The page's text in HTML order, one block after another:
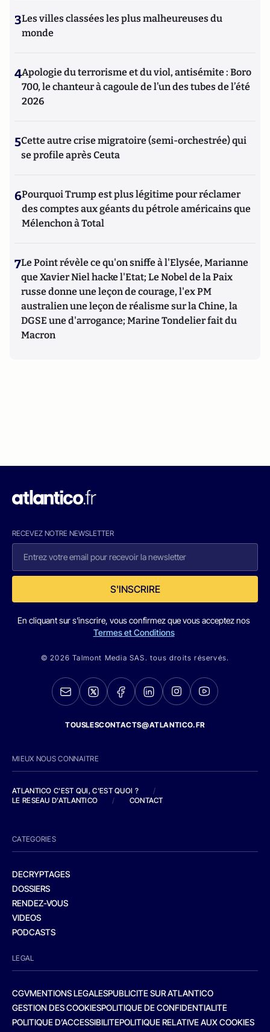
3Les villes classées les plus malheureuses du
monde
4Apologie du terrorisme et du viol, antisémite : Boro
700, le chanteur à cagoule de l’un des tubes de l’été
2026
5Cette autre crise migratoire (semi-orchestrée) qui
se profile après Ceuta
6Pourquoi Trump est plus légitime pour réclamer
des comptes aux géants du pétrole américains que
Mélenchon à Total
7Le Point révèle ce qu'on sniffe à l'Elysée, Marianne
que Xavier Niel hacke l'Etat; Le Nobel de la Paix
russe donne une leçon de courage, l'ex PM
australien une leçon de réalisme sur la Chine, la
DGSE une d'arrogance; Marine Tondelier fait du
Macron
RECEVEZ NOTRE NEWSLETTER
S'INSCRIRE
En cliquant sur s'inscrire, vous confirmez que vous acceptez nos
Termes et Conditions
© 2026 Talmont Media SAS. tous droits réservés.
TOUSLESCONTACTS@ATLANTICO.FR
MIEUX NOUS CONNAITRE
ATLANTICO C'EST QUI, C'EST QUOI ?
/
LE RESEAU D'ATLANTICO
/ CONTACT
CATEGORIES
DECRYPTAGES
DOSSIERS
RENDEZ-VOUS
VIDEOS
PODCASTS
LEGAL
CGVMENTIONS LEGALESPUBLICITE SUR ATLANTICO
GESTION DES COOKIESPOLITIQUE DE CONFIDENTIALITE
POLITIQUE D’ACCESSIBILITEPOLITIQUE RELATIVE AUX COOKIES